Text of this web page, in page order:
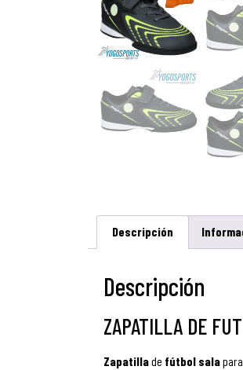
Descripción
Descripción
ZAPATILLA DE
Zapatillade fútbol salapara